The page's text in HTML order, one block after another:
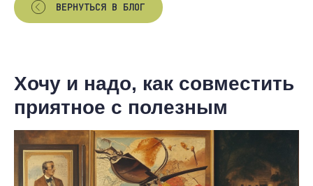
ВЕРНУТЬСЯ В БЛОГ
Хочу и надо, как совместить
приятное с полезным